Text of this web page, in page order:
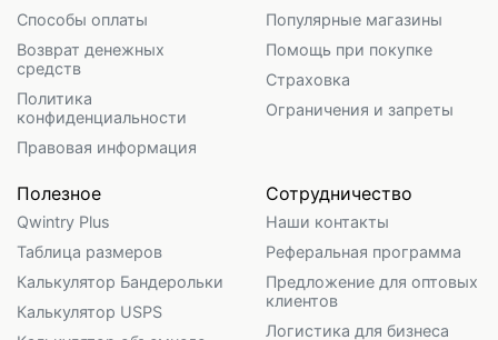
Способы оплаты
Возврат денежных
средств
Политика
конфиденциальности
Правовая информация
Популярные магазины
Помощь при покупке
Страховка
Ограничения и запреты
Полезное
Qwintry Plus
Таблица размеров
Калькулятор Бандерольки
Калькулятор USPS
Сотрудничество
Наши контакты
Реферальная программа
Предложение для оптовых
клиентов
Логистика для бизнеса